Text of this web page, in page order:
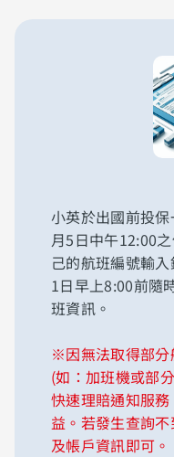
小英於出國前投
月5日中午12:00
己的航班編號輸
1日早上8:00前隨
班資訊。
※因無法取得部分
(如：加班機或部
快速理賠通知服
益。若發生查詢
及帳戶資訊即可。